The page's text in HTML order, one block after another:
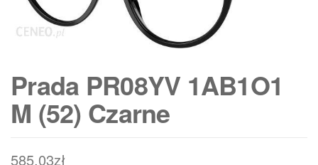
Prada PR08YV 1AB1O1
M (52) Czarne
585,03zł